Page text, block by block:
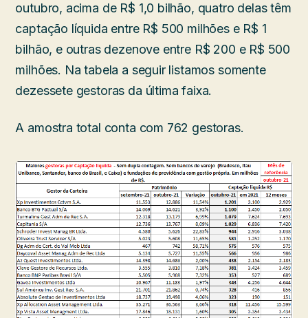
outubro, acima de R$ 1,0 bilhão, quatro delas têm
captação líquida entre R$ 500 milhões e R$ 1
bilhão, e outras dezenove entre R$ 200 e R$ 500
milhões. Na tabela a seguir listamos somente
dezessete gestoras da última faixa.
A amostra total conta com 762 gestoras.